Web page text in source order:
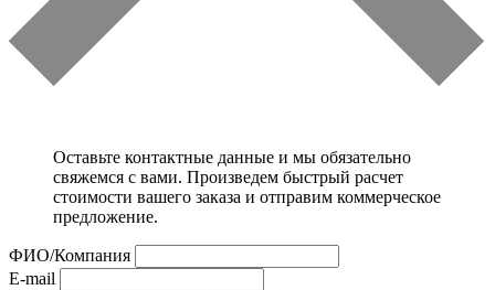
Оставьте контактные данные и мы обязательно
свяжемся с вами. Произведем быстрый расчет
стоимости вашего заказа и отправим коммерческое
предложение.
ФИО/Компания
E-mail